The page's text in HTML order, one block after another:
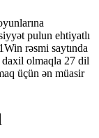
pulun ehtiyatlı
rəsmi saytında
daxil olmaqla 27 dil
üçün ən müasir